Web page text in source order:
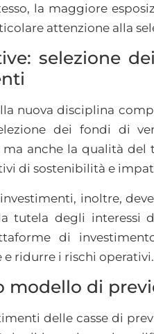
la maggiore
attenzione alla
selezione
nuova disciplina
dei fondi di
anche la qualità
di sostenibilità e
inoltre,
tutela degli interessi
di
ridurre i rischi operativi.
modello di
delle casse di